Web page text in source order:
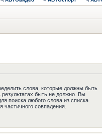
слова, которые должны быть
результатах быть не должно. Вы
поиска любого слова из списка.
частичного совпадения.